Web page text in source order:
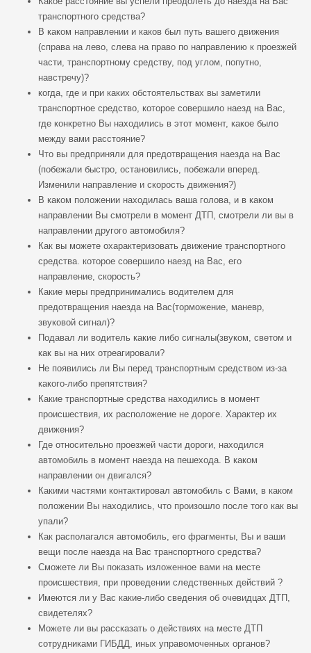
транспортного средства?
В каком направлении и каков был путь вашего движения
(справа на лево, слева на право по направлению к проезжей
части, транспортному средству, под углом, попутно,
навстречу)?
когда, где и при каких обстоятельствах вы заметили
транспортное средство, которое совершило наезд на Вас,
где конкретно Вы находились в этот момент, какое было
между вами расстояние?
Что вы предприняли для предотвращения наезда на Вас
(побежали быстро, остановились, побежали вперед.
Изменили направление и скорость движения?)
В каком положении находилась ваша голова, и в каком
направлении Вы смотрели в момент ДТП, смотрели ли вы в
направлении другого автомобиля?
Как вы можете охарактеризовать движение транспортного
средства. которое совершило наезд на Вас, его
направление, скорость?
Какие меры предпринимались водителем для
предотвращения наезда на Вас(торможение, маневр,
звуковой сигнал)?
Подавал ли водитель какие либо сигналы(звуком, светом и
как вы на них отреагировали?
Не появились ли Вы перед транспортным средством из-за
какого-либо препятствия?
Какие транспортные средства находились в момент
происшествия, их расположение не дороге. Характер их
движения?
Где относительно проезжей части дороги, находился
автомобиль в момент наезда на пешехода. В каком
направлении он двигался?
Какими частями контактировал автомобиль с Вами, в каком
положении Вы находились, что произошло после того как вы
упали?
Как располагался автомобиль, его фрагменты, Вы и ваши
вещи после наезда на Вас транспортного средства?
Сможете ли Вы показать изложенное вами на месте
происшествия, при проведении следственных действий ?
Имеются ли у Вас какие-либо сведения об очевидцах ДТП,
свидетелях?
Можете ли вы рассказать о действиях на месте ДТП
сотрудниками ГИБДД, иных управомоченных органов?